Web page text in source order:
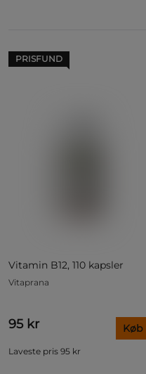
PRISFUND
Vitamin B12, 110 kapsler
Vitaprana
95 kr
Laveste pris 95 kr
Køb